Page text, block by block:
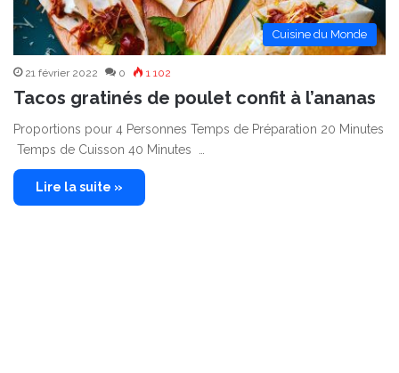
Cuisine du Monde
21 février 2022 0 1 102
Tacos gratinés de poulet confit à l’ananas
Proportions pour 4 Personnes Temps de Préparation 20 Minutes
Temps de Cuisson 40 Minutes …
Lire la suite »